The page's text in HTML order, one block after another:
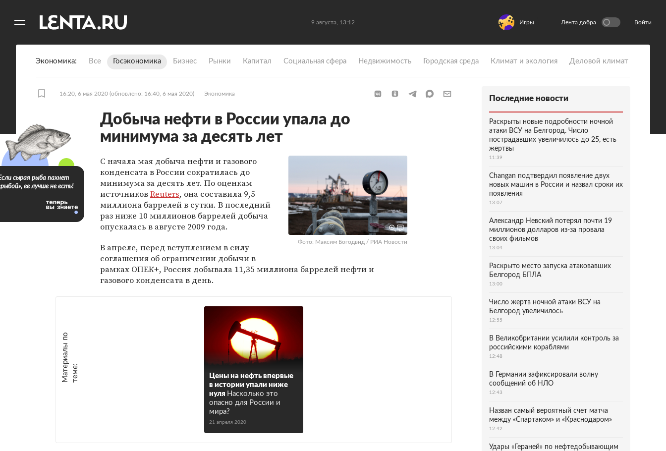
9 августа, 13:12 Игры Лента добра Войти
Экономика Все Госэкономика Бизнес Рынки Капитал Социальная сфера Недвижимость Городская среда Климат и экология Деловой климат
16:20, 6 мая 2020 (обновлено: 16:40, 6 мая 2020) Экономика
Добыча нефти в России упала до
минимума за десять лет
Фото: Максим Богодвид / РИА Новости
С начала мая добыча нефти и газового
конденсата в России сократилась до
минимума за десять лет. По оценкам
источниковReuters, она составила 9,5
миллиона баррелей в сутки. В последний
раз ниже 10 миллионов баррелей добыча
опускалась в августе 2009 года.
В апреле, перед вступлением в силу
соглашения об ограничении добычи в
рамках ОПЕК+, Россия добывала 11,35 миллиона баррелей нефти и
газового конденсата в день.
М
а
т е
р
и
а
л
ы
п
о
т
е
м
е :
Цены на нефть впервые
в истории упали ниже
нуля Насколько это
опасно для России и
мира?
21 апреля 2020
сырая рыба пахнет
ее лучше не есть!
Последние новости
Раскрыты новые подробности ночной
атаки ВСУ на Белгород. Число
пострадавших увеличилось до 25, есть
жертвы
11:39
Changan подтвердил появление двух
новых машин в России и назвал сроки их
появления
13:07
Александр Невский потерял почти 19
миллионов долларов из-за провала
своих фильмов
13:04
Раскрыто место запуска атаковавших
Белгород БПЛА
13:00
Число жертв ночной атаки ВСУ на
Белгород увеличилось
12:55
В Великобритании усилили контроль за
российскими кораблями
12:48
В Германии зафиксировали волну
сообщений об НЛО
12:43
Назван самый вероятный счет матча
между «Спартаком» и «Краснодаром»
12:42
Удары «Гераней» по нефтедобывающим